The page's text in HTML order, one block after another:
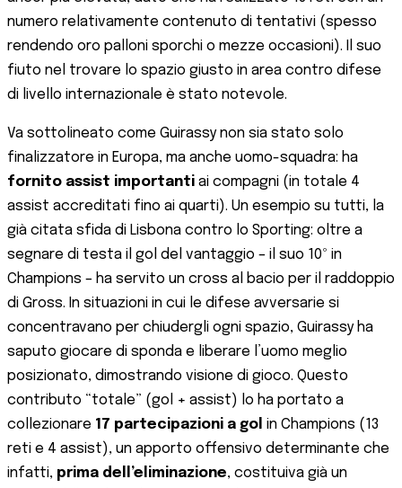
numero relativamente contenuto di tentativi (spesso
rendendo oro palloni sporchi o mezze occasioni). Il suo
fiuto nel trovare lo spazio giusto in area contro difese
di livello internazionale è stato notevole.
Va sottolineato come Guirassy non sia stato solo
finalizzatore in Europa, ma anche uomo-squadra: ha
fornito assist importanti ai compagni (in totale 4
assist accreditati fino ai quarti). Un esempio su tutti, la
già citata sfida di Lisbona contro lo Sporting: oltre a
segnare di testa il gol del vantaggio – il suo 10º in
Champions – ha servito un cross al bacio per il raddoppio
di Gross​. In situazioni in cui le difese avversarie si
concentravano per chiudergli ogni spazio, Guirassy ha
saputo giocare di sponda e liberare l’uomo meglio
posizionato, dimostrando visione di gioco. Questo
contributo “totale” (gol + assist) lo ha portato a
collezionare 17 partecipazioni a gol in Champions (13
reti e 4 assist), un apporto offensivo determinante che
infatti, prima dell’eliminazione, costituiva già un